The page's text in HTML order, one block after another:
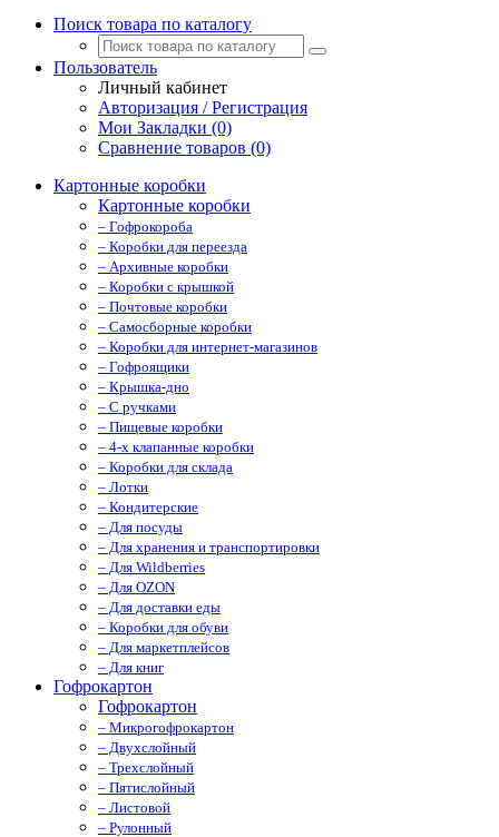
Поиск товара по каталогу
Пользователь
Личный кабинет
Авторизация / Регистрация
Мои Закладки (0)
Сравнение товаров (0)
Картонные коробки
Картонные коробки
– Гофрокороба
– Коробки для переезда
– Архивные коробки
– Коробки с крышкой
– Почтовые коробки
– Самосборные коробки
– Коробки для интернет-магазинов
– Гофроящики
– Крышка-дно
– С ручками
– Пищевые коробки
– 4-х клапанные коробки
– Коробки для склада
– Лотки
– Кондитерские
– Для посуды
– Для хранения и транспортировки
– Для Wildberries
– Для OZON
– Для доставки еды
– Коробки для обуви
– Для маркетплейсов
– Для книг
Гофрокартон
Гофрокартон
– Микрогофрокартон
– Двухслойный
– Трехслойный
– Пятислойный
– Листовой
– Рулонный